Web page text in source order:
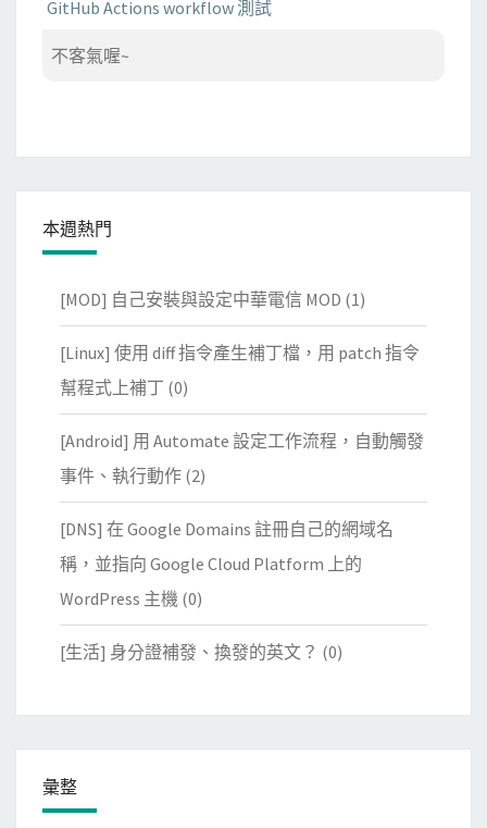
GitHub Actions workflow 測試
不客氣喔~
本週熱門
[MOD] 自己安裝與設定中華電信 MOD (1)
[Linux] 使用 diff 指令產生補丁檔，用 patch 指令
幫程式上補丁 (0)
[Android] 用 Automate 設定工作流程，自動觸發
事件、執行動作 (2)
[DNS] 在 Google Domains 註冊自己的網域名
稱，並指向 Google Cloud Platform 上的
WordPress 主機 (0)
[生活] 身分證補發、換發的英文？ (0)
彙整